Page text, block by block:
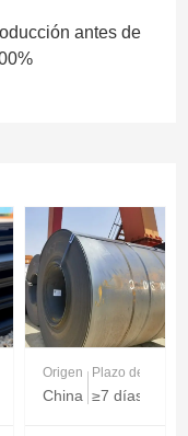
antes de
Origen
China
Plazo de
≥7 días